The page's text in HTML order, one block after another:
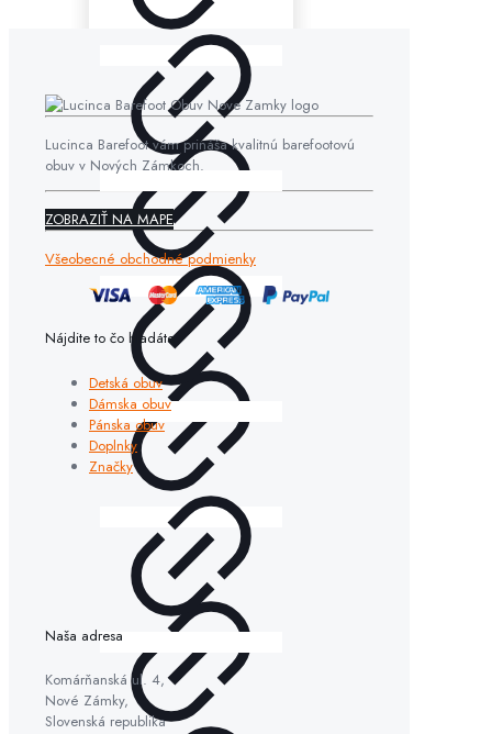
Lucinca Barefoot vám prináša kvalitnú barefootovú
obuv v Nových Zámkoch.
ZOBRAZIŤ NA MAPE
Všeobecné obchodné podmienky
Nájdite to čo hľadáte
Detská obuv
Dámska obuv
Pánska obuv
Doplnky
Značky
Naša adresa
Komárňanská ul. 4,
Nové Zámky,
Slovenská republika